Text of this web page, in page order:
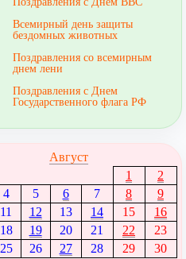
Всемирный день защиты
бездомных животных
Поздравления со всемирным
днем лени
Поздравления с Днем
Государственного флага РФ
Август
1
2
4 5 6 7 8
9
11 12 13 14 15
16
18 19 20 21 22
23
25 26 27 28 29
30